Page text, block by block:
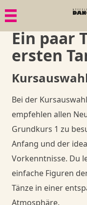
Ein paar
ersten
Bei der
empfehlen allen
Grundkurs 1 zu
Anfang und der
Vorkenntnisse. Du
einfache Figuren
Tänze in einer
Atmosphäre.
Paartanz
Mama in Motion
Anlässe,
Goodies
Geschichte
Member
Goodies
Danceorama Bern
Bildgalerien
Gesundheit
Member